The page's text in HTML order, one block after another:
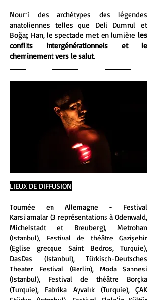
Nourri des archétypes des légendes
anatoliennes telles que Deli Dumrul et
Boğaç Han, le spectacle met en lumière les
conflits intergénérationnels et le
cheminement vers le salut.
LIEUX DE DIFFUSION
Tournée en Allemagne - Festival
Karsilamalar (3 représentations à Odenwald,
Michelstadt et Breuberg), Metrohan
(Istanbul), Festival de théâtre Gazişehir
(Eglise grecque Saint Bedros, Turquie),
DasDas (Istanbul), Türkisch-Deutsches
Theater Festival (Berlin), Moda Sahnesi
(Istanbul), Festival de théâtre Borçka
(Turquie), Fabrika Ayvalık (Turquie), ÇAK